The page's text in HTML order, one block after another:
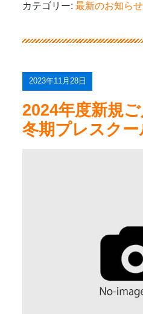
カテゴリー:最新のお知らせ
2023年11月28日
2024年度新規
冬期プレスクー